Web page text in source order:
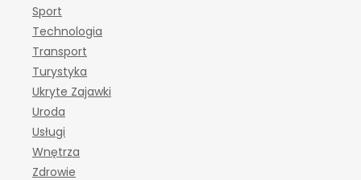
Sport
Technologia
Transport
Turystyka
Ukryte Zajawki
Uroda
Usługi
Wnętrza
Zdrowie